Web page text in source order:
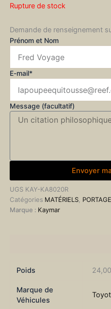
Rupture de stock
Demande de renseignement
Prénom et Nom
E-mail*
Message (facultatif)
Envoyer
UGS KAY-KA8020R
Catégories MATÉRIELS
Marque : Kaymar
Poids
Marque de
Véhicules